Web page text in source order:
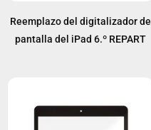
Reemplazo del digitalizador de
pantalla del iPad 6.º REPART